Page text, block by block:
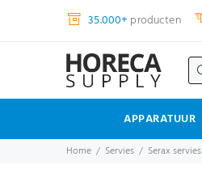
35.000+ producten
APPARATUUR
Home Servies Serax servies